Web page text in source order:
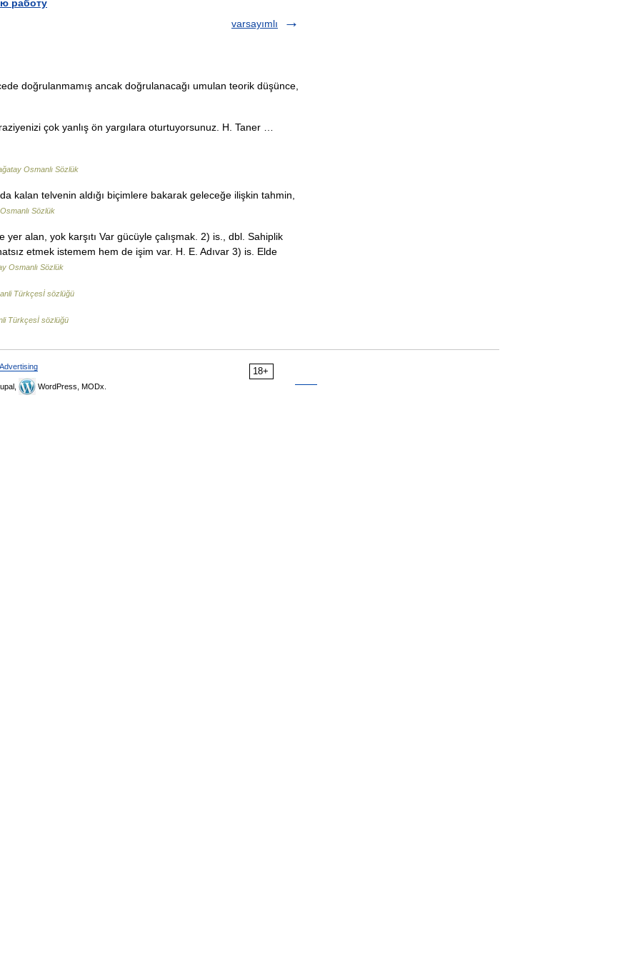
работу
varsayımlı
doğrulanmamış ancak doğrulanacağı umulan teorik düşünce,
çok yanlış ön yargılara oturtuyorsunuz. H. Taner …
Osmanlı Sözlük
kalan telvenin aldığı biçimlere bakarak geleceğe ilişkin tahmin,
Sözlük
alan, yok karşıtı Var gücüyle çalışmak. 2) is., dbl. Sahiplik
etmek istemem hem de işim var. H. E. Adıvar 3) is. Elde
Osmanlı Sözlük
Türkçesİ sözlüğü
Türkçesİ sözlüğü
18+
Advertising
WordPress, MODx.